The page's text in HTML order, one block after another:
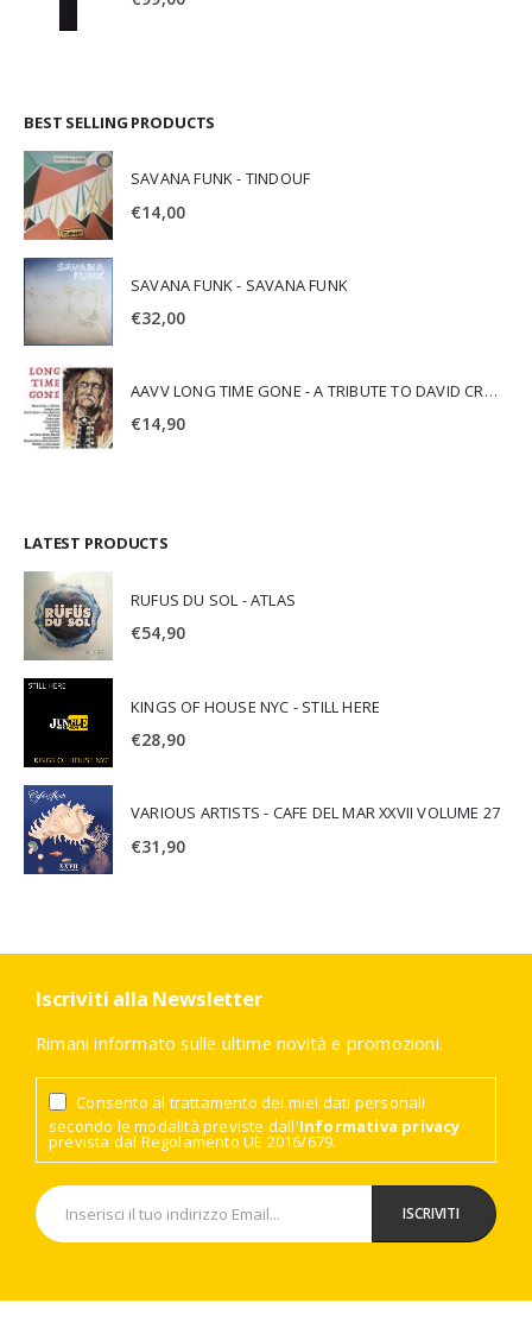
BEST SELLING PRODUCTS
SAVANA FUNK - TINDOUF
€14,00
SAVANA FUNK - SAVANA FUNK
€32,00
AAVV LONG TIME GONE - A TRIBUTE TO DAVID CROSBY
€14,90
LATEST PRODUCTS
RUFUS DU SOL - ATLAS
€54,90
KINGS OF HOUSE NYC - STILL HERE
€28,90
VARIOUS ARTISTS - CAFE DEL MAR XXVII VOLUME 27
€31,90
Iscriviti alla Newsletter
Rimani informato sulle ultime novità e promozioni.
Consento al trattamento dei miei dati personali
secondo le modalità previste dall'Informativa privacy
prevista dal Regolamento UE 2016/679.